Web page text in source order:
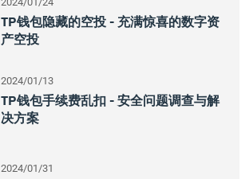
TP钱包隐藏的空投 - 充满惊喜的数字资
产空投
2024/01/13
TP钱包手续费乱扣 - 安全问题调查与解
决方案
2024/01/31